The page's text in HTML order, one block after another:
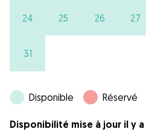
24 25 26 27
31
Disponible Réservé
Disponibilité mise à jour il y a